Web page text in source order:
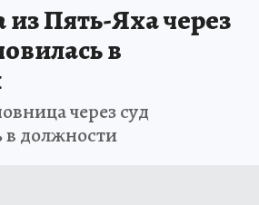
Пять-Яха через
в
через суд
в должности